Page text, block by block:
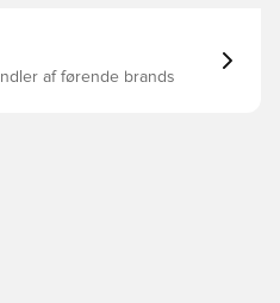
af førende brands